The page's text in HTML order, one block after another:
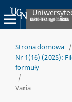
Strona domowa /
Nr 1(16) (2025):
formuły
/
Varia